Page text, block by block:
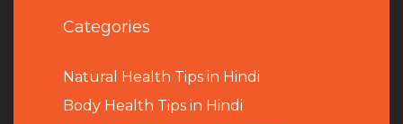
Categories
Natural Health Tips in Hindi
Body Health Tips in Hindi